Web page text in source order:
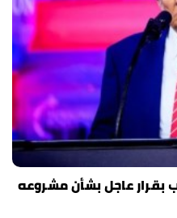
بقرار عاجل بشأن مشروعه